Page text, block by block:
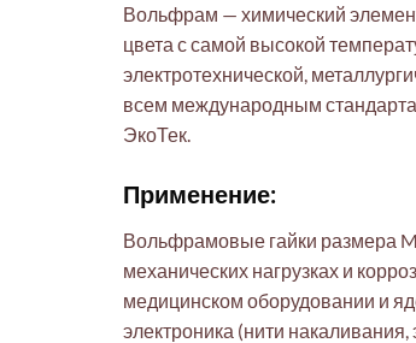
Вольфрам — химический
цвета с самой высокой
электротехнической,
всем международным
ЭкоТек.
Применение:
Вольфрамовые гайки размера
механических нагрузках и
медицинском оборудовании и
электроника (нити